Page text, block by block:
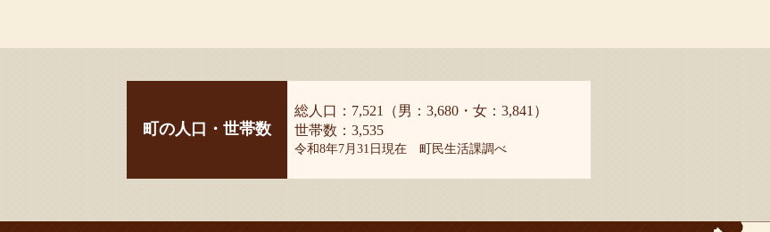
町の人口・世帯数
総人口：7,521（男：3,680・女：3,841）
世帯数：3,535
令和8年7月31日現在 町民生活課調べ